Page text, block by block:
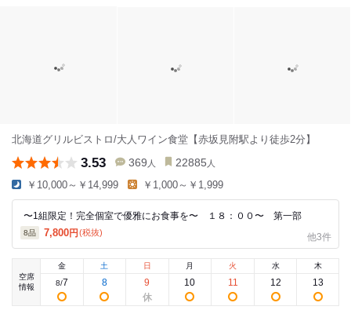
北海道グリルビストロ/大人ワイン食堂【赤坂見附駅より徒歩2分】
3.53 369 人 22885 人
￥10,000～￥14,999 ￥1,000～￥1,999
〜1組限定！完全個室で優雅にお食事を〜 １８：００〜 第一部
8品 7,800円 (税抜) 他3件
空席
情報
金
8/7
土
8
日
9
月
10
火
11
水
12
木
13